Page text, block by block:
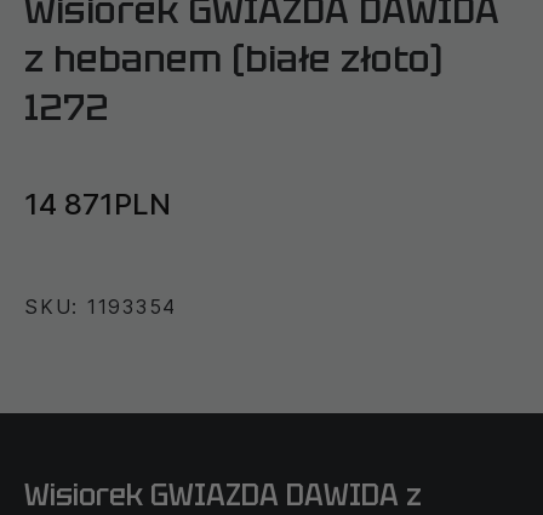
Wisiorek GWIAZDA DAWIDA
z hebanem (białe złoto)
1272
14 871PLN
SKU: 1193354
Wisiorek GWIAZDA DAWIDA z